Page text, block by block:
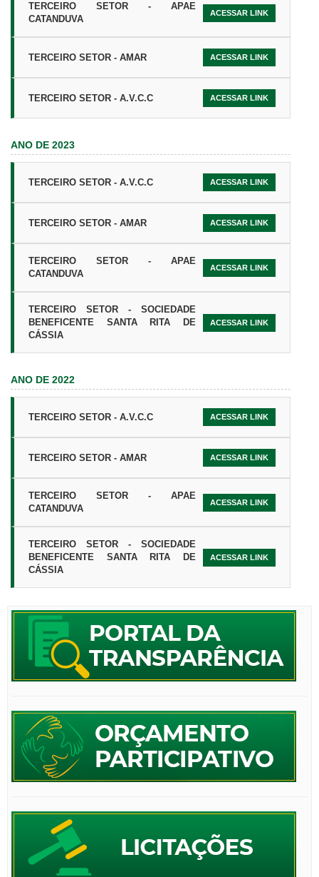
TERCEIRO SETOR - APAE
CATANDUVA
ACESSAR LINK
TERCEIRO SETOR - AMAR ACESSAR LINK
TERCEIRO SETOR - A.V.C.C ACESSAR LINK
ANO DE 2023
TERCEIRO SETOR - A.V.C.C ACESSAR LINK
TERCEIRO SETOR - AMAR ACESSAR LINK
TERCEIRO SETOR - APAE
CATANDUVA
ACESSAR LINK
TERCEIRO SETOR - SOCIEDADE
BENEFICENTE SANTA RITA DE
CÁSSIA
ACESSAR LINK
ANO DE 2022
TERCEIRO SETOR - A.V.C.C ACESSAR LINK
TERCEIRO SETOR - AMAR ACESSAR LINK
TERCEIRO SETOR - APAE
CATANDUVA
ACESSAR LINK
TERCEIRO SETOR - SOCIEDADE
BENEFICENTE SANTA RITA DE
CÁSSIA
ACESSAR LINK